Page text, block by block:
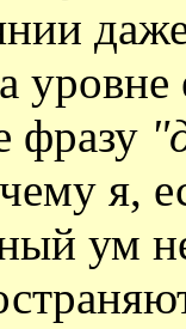
уровне
фразу
я,
ум